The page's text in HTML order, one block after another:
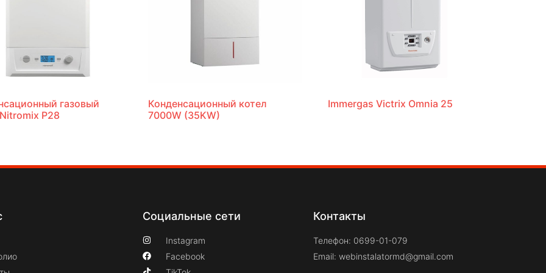
газовый
P28
Конденсационный котел
7000W (35KW)
Immergas Victrix Omnia 25
Социальные сети
Instagram
Facebook
Контакты
Телефон: 0699-01-079
Email: webinstalatormd@gmail.com